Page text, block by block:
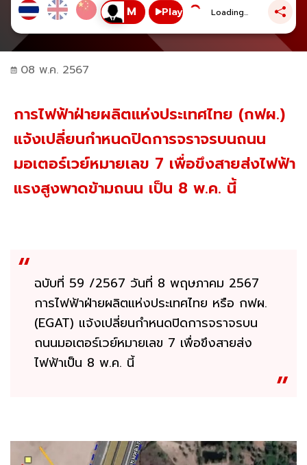
Play Loading...
08 พ.ค. 2567
การไฟฟ้าฝ่ายผลิตแห่งประเทศไทย (กฟผ.)
แจ้งเปลี่ยนกำหนดปิดการจราจรบนถนน
มอเตอร์เวย์หมายเลข 7 เพื่อขึงสายส่งไฟฟ้า
แรงสูงพาดข้ามถนน เป็น 8 พ.ค. นี้
ฉบับที่ 59 /2567 วันที่ 8 พฤษภาคม 2567
การไฟฟ้าฝ่ายผลิตแห่งประเทศไทย หรือ กฟผ.
(EGAT) แจ้งเปลี่ยนกำหนดปิดการจราจรบน
ถนนมอเตอร์เวย์หมายเลข 7 เพื่อขึงสายส่ง
ไฟฟ้าเป็น 8 พ.ค. นี้